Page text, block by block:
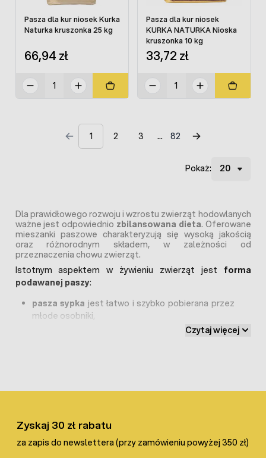
Pasza dla kur niosek Kurka
Naturka kruszonka 25 kg
66,94 zł
Pasza dla kur niosek
KURKA NATURKA Nioska
kruszonka 10 kg
33,72 zł
1 2 3 82
Pokaż:
Dla prawidłowego rozwoju i wzrostu zwierząt hodowlanych
ważne jest odpowiednio zbilansowana dieta. Oferowane
mieszanki paszowe charakteryzują się wysoką jakością
oraz różnorodnym składem, w zależności od
przeznaczenia chowu zwierząt.
Istotnym aspektem w żywieniu zwierząt jest forma
podawanej paszy:
pasza sypka jest łatwo i szybko pobierana przez
młode osobniki,
doskonała dla dorosłych zwierząt
Każdy gatunek drobiu wymaga innych potrzeb
pasze dla przepiórek nieśnych.
Dodatki naturalnew formie suszu z pokrzywy, pestki
Czytaj więcej
Zyskaj 30 zł rabatu
za zapis do newslettera (przy zamówieniu powyżej 350 zł)